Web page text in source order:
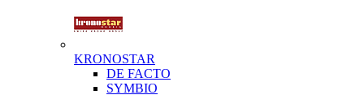
KRONOSTAR
DE FACTO
SYMBIO